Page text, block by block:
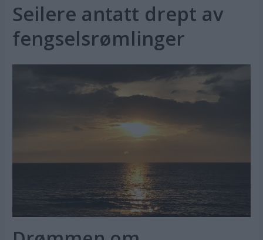
Seilere antatt drept av
fengselsrømlinger